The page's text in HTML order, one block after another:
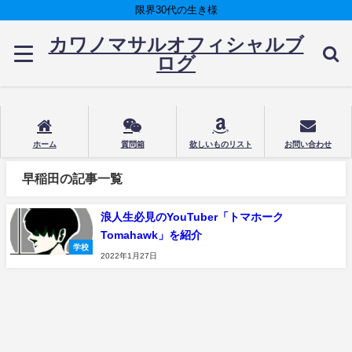
限界30代の生き様
カワノマサルオフィシャルブ
ログ
ホーム 質問箱 欲しいものリスト お問い合わせ
早稲田の記事一覧
学校
浪人生必見のYouTuber「トマホーク
Tomahawk」を紹介
2022年1月27日